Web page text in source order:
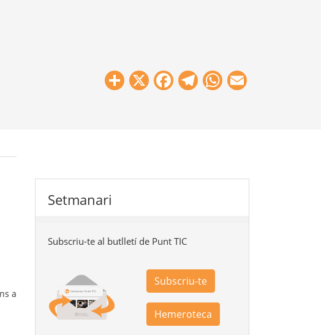
Share
X Facebook
Telegram
WhatsApp
a
Setmanari
Subscriu-te al butlletí de Punt TIC
Subscriu-te
Hemeroteca